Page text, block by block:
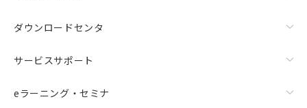
ダウンロードセンタ
サービスサポート
eラーニング・セミナ